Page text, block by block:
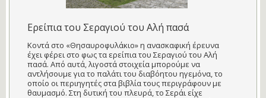
Ερείπια του Σεραγιού του Αλή πασά
Κοντά στο «Θησαυροφυλάκιο» η ανασκαφική έρευνα
έχει φέρει στο φως τα ερείπια του Σεραγιού του Αλή
πασά. Από αυτά, λιγοστά στοιχεία μπορούμε να
αντλήσουμε για το παλάτι του διαβόητου ηγεμόνα, το
οποίο οι περιηγητές στα βιβλία τους περιγράφουν με
θαυμασμό. Στη δυτική του πλευρά, το Σεράι είχε